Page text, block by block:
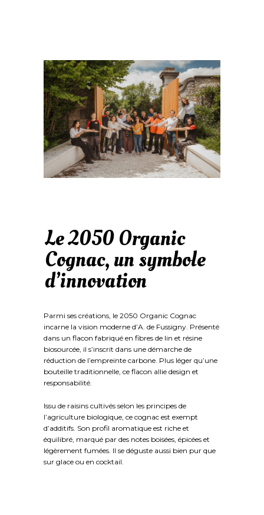
Le 2050 Organic
Cognac, un symbole
d’innovation
Parmi ses créations, le 2050 Organic Cognac
incarne la vision moderne d’A. de Fussigny. Présenté
dans un flacon fabriqué en fibres de lin et résine
biosourcée, il s’inscrit dans une démarche de
réduction de l’empreinte carbone. Plus léger qu’une
bouteille traditionnelle, ce flacon allie design et
responsabilité.
Issu de raisins cultivés selon les principes de
l’agriculture biologique, ce cognac est exempt
d’additifs. Son profil aromatique est riche et
équilibré, marqué par des notes boisées, épicées et
légèrement fumées. Il se déguste aussi bien pur que
sur glace ou en cocktail.